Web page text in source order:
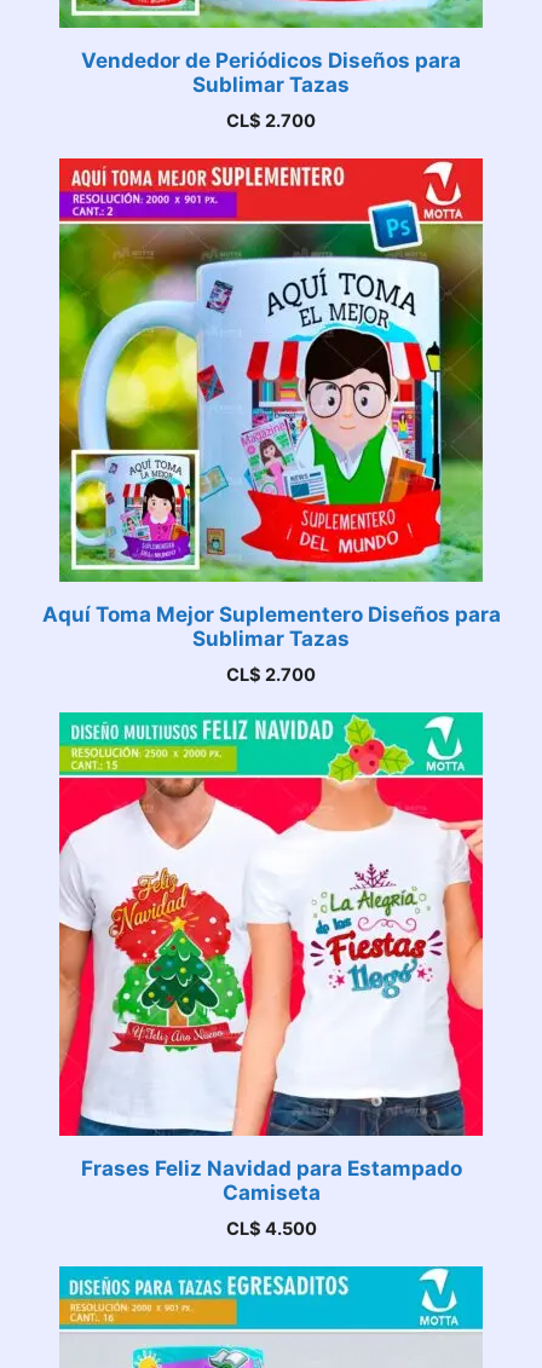
Vendedor de Periódicos Diseños para
Sublimar Tazas
CL$ 2.700
Aquí Toma Mejor Suplementero Diseños para
Sublimar Tazas
CL$ 2.700
Frases Feliz Navidad para Estampado
Camiseta
CL$ 4.500